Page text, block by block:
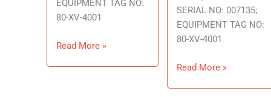
EQUIPMENT TAG NO:
80-XV-4001
Read More »
SERIAL NO: 007135;
EQUIPMENT TAG NO:
80-XV-4001
Read More »